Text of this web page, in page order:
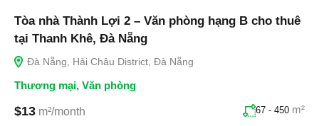
Tòa nhà Thành Lợi 2 – Văn phòng hạng B cho thuê
tại Thanh Khê, Đà Nẵng
Đà Nẵng, Hải Châu District, Đà Nẵng
Thương mại, Văn phòng
$13 m²/month 67 - 450 m²